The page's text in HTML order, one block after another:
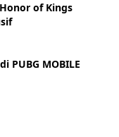
of Kings
PUBG MOBILE